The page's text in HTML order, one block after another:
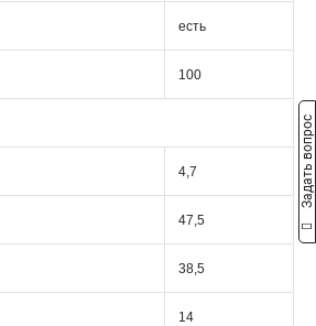
есть
100
4,7
47,5
38,5
14
Задать вопрос